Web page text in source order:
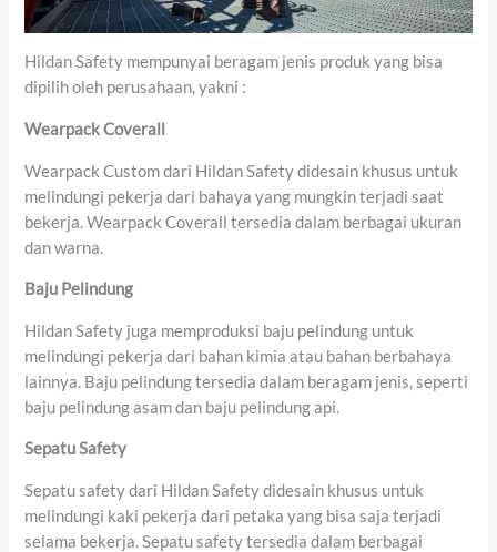
Hildan Safety mempunyai beragam jenis produk yang bisa
dipilih oleh perusahaan, yakni :
Wearpack Coverall
Wearpack Custom dari Hildan Safety didesain khusus untuk
melindungi pekerja dari bahaya yang mungkin terjadi saat
bekerja. Wearpack Coverall tersedia dalam berbagai ukuran
dan warna.
Baju Pelindung
Hildan Safety juga memproduksi baju pelindung untuk
melindungi pekerja dari bahan kimia atau bahan berbahaya
lainnya. Baju pelindung tersedia dalam beragam jenis, seperti
baju pelindung asam dan baju pelindung api.
Sepatu Safety
Sepatu safety dari Hildan Safety didesain khusus untuk
melindungi kaki pekerja dari petaka yang bisa saja terjadi
selama bekerja. Sepatu safety tersedia dalam berbagai